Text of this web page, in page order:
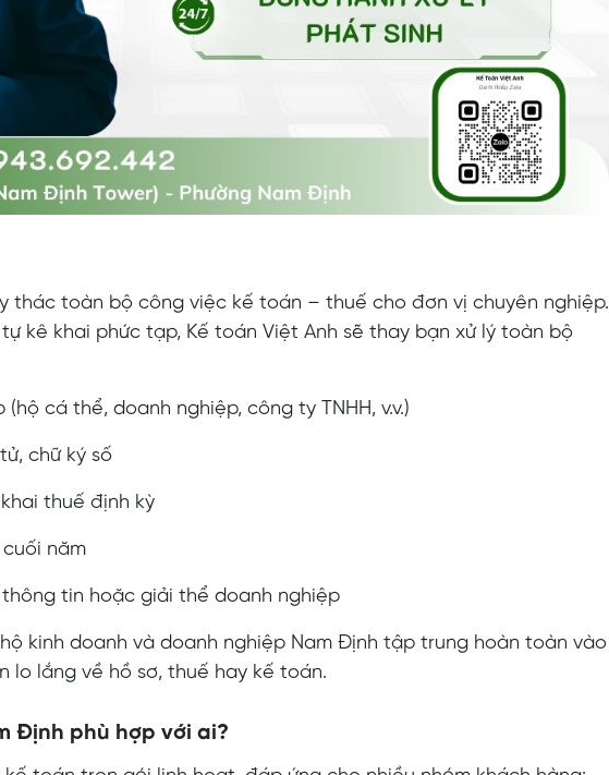
thác toàn bộ công việc kế toán – thuế cho đơn vị chuyên nghiệp.
kê khai phức tạp, Kế toán Việt Anh sẽ thay bạn xử lý toàn bộ
cá thể, doanh nghiệp, công ty TNHH, v.v.)
chữ ký số
thuế định kỳ
năm
tin hoặc giải thể doanh nghiệp
kinh doanh và doanh nghiệp Nam Định tập trung hoàn toàn vào
lo lắng về hồ sơ, thuế hay kế toán.
Định phù hợp với ai?